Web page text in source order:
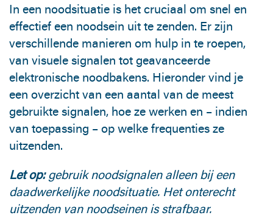
In een noodsituatie is het cruciaal om snel en
effectief een noodsein uit te zenden. Er zijn
verschillende manieren om hulp in te roepen,
van visuele signalen tot geavanceerde
elektronische noodbakens. Hieronder vind je
een overzicht van een aantal van de meest
gebruikte signalen, hoe ze werken en – indien
van toepassing – op welke frequenties ze
uitzenden.
Let op:gebruik noodsignalen alleen bij een
daadwerkelijke noodsituatie. Het onterecht
uitzenden van noodseinen is strafbaar.